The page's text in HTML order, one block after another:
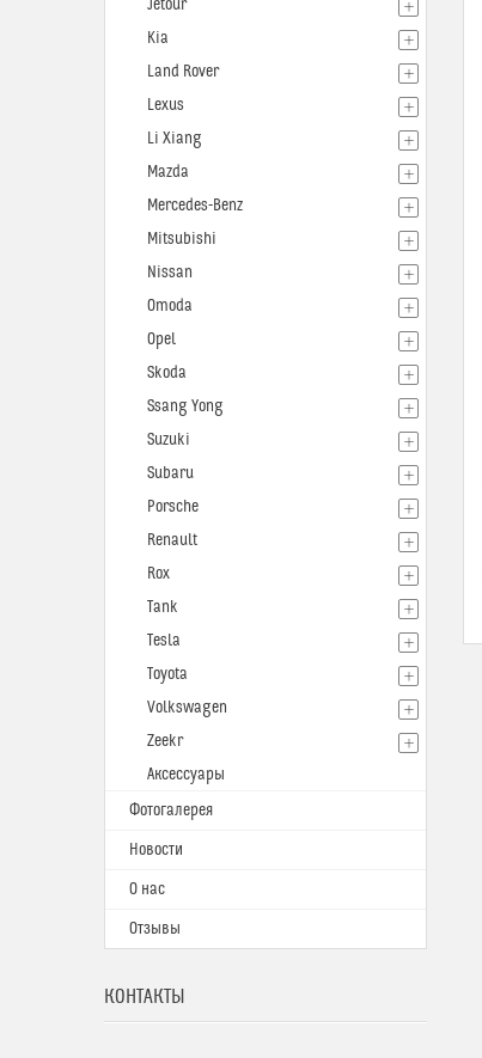
Jetour
Kia
Land Rover
Lexus
Li Xiang
Mazda
Mercedes-Benz
Mitsubishi
Nissan
Omoda
Opel
Skoda
Ssang Yong
Suzuki
Subaru
Porsche
Renault
Rox
Tank
Tesla
Toyota
Volkswagen
Zeekr
Аксессуары
Фотогалерея
Новости
О нас
Отзывы
КОНТАКТЫ